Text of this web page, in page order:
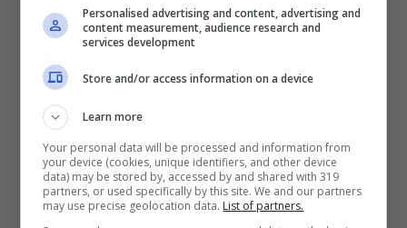
da sacrificare. Una decisione che, secondo
diverse indiscrezioni interne, avrebbe creato
anche tensioni dentro il club, con il direttore
accettato troppo rapidamente l’offerta
dell’Al-Nassr.
Alla fine l’operazione si è chiusa per circa 25
Personalised advertising and content, advertising and
content measurement, audience research and
services development
Store and/or access information on a device
Learn more
Your personal data will be processed and information from
your device (cookies, unique identifiers, and other device
data) may be stored by, accessed by and shared with 319
partners, or used specifically by this site. We and our partners
may use precise geolocation data. List of partners.